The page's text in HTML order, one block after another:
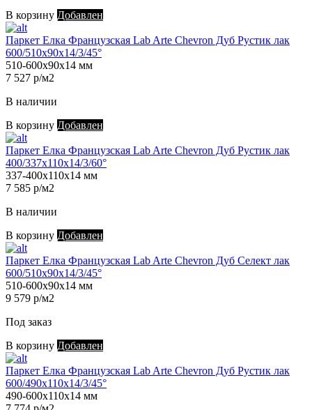
В корзину Добавлен
Паркет Елка Французская Lab Arte Chevron Дуб Рустик лак
600/510х90х14/3/45°
510-600х90х14 мм
7 527 р/м2
В наличии
В корзину Добавлен
Паркет Елка Французская Lab Arte Chevron Дуб Рустик лак
400/337х110х14/3/60°
337-400х110х14 мм
7 585 р/м2
В наличии
В корзину Добавлен
Паркет Елка Французская Lab Arte Chevron Дуб Селект лак
600/510х90х14/3/45°
510-600х90х14 мм
9 579 р/м2
Под заказ
В корзину Добавлен
Паркет Елка Французская Lab Arte Chevron Дуб Рустик лак
600/490х110х14/3/45°
490-600х110х14 мм